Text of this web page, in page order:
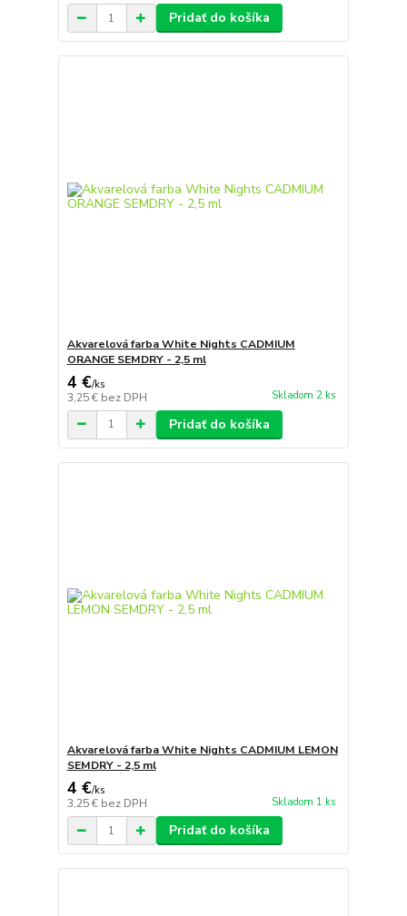
Pridať do košíka
Akvarelová farba White Nights CADMIUM
ORANGE SEMDRY - 2,5 ml
4 €/ks
3,25 € bez DPH Skladom 2 ks
Pridať do košíka
Akvarelová farba White Nights CADMIUM LEMON
SEMDRY - 2,5 ml
4 €/ks
3,25 € bez DPH Skladom 1 ks
Pridať do košíka